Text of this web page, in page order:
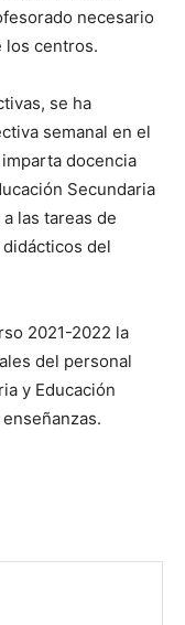
necesario
los centros.
se ha
semanal en el
docencia
Secundaria
las tareas de
del
2021-2022 la
del personal
y Educación